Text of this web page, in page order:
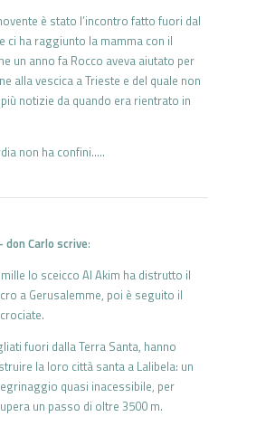
è stato l’incontro fatto fuori dal
ci ha raggiunto la mamma con il
un anno fa Rocco aveva aiutato per
alla vescica a Trieste e del quale non
notizie da quando era rientrato in
non ha confini…..
don Carlo scrive:
lo sceicco Al Akim ha distrutto il
a Gerusalemme, poi è seguito il
fuori dalla Terra Santa, hanno
la loro città santa a Lalibela: un
quasi inacessibile, per
un passo di oltre 3500 m.